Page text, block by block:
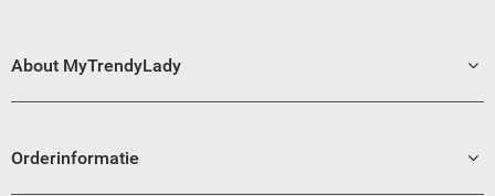
About MyTrendyLady
Orderinformatie